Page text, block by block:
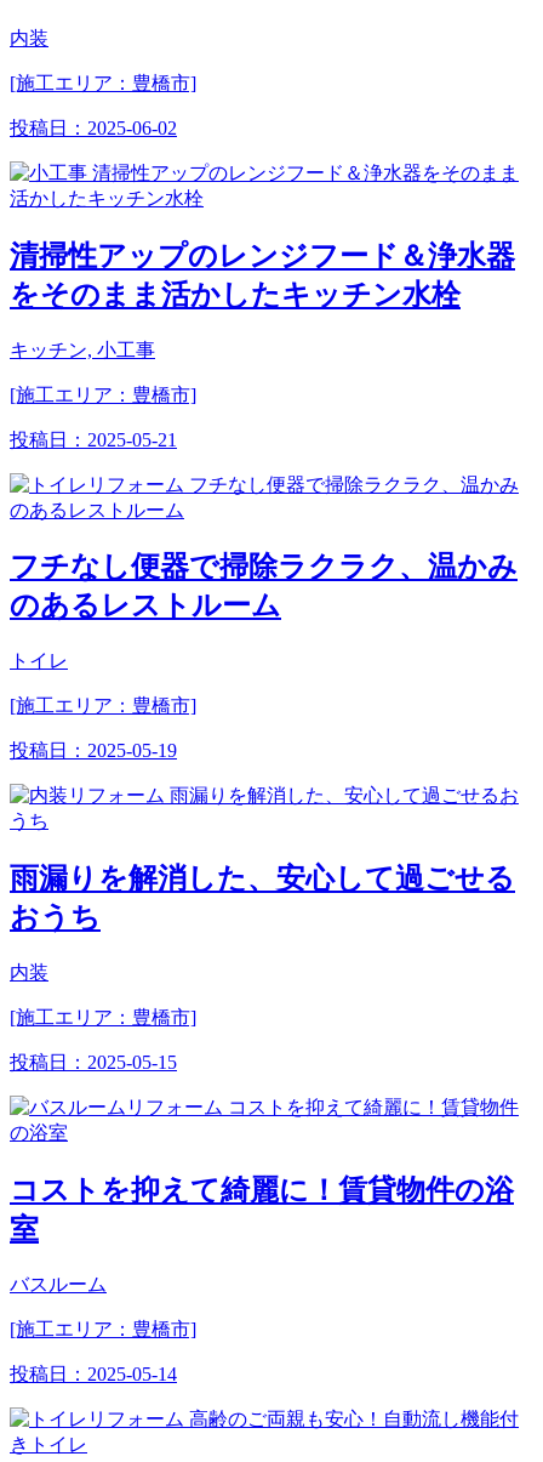
内装
[施工エリア：豊橋市]
投稿日： 2025-06-02
清掃性アップのレンジフード＆浄水器
をそのまま活かしたキッチン水栓
キッチン, 小工事
[施工エリア：豊橋市]
投稿日： 2025-05-21
フチなし便器で掃除ラクラク、温かみ
のあるレストルーム
トイレ
[施工エリア：豊橋市]
投稿日： 2025-05-19
雨漏りを解消した、安心して過ごせる
おうち
内装
[施工エリア：豊橋市]
投稿日： 2025-05-15
コストを抑えて綺麗に！賃貸物件の浴
室
バスルーム
[施工エリア：豊橋市]
投稿日： 2025-05-14